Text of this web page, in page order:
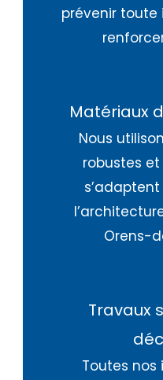
prévenir toute
Matériaux
Nous
robustes
Orens-
Travaux
Toutes